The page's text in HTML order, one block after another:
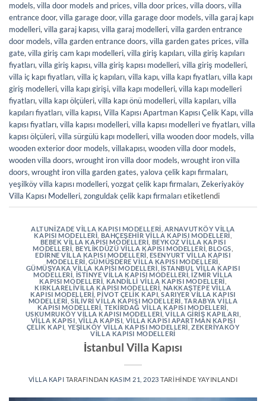
models,villa door models and prices,villa door prices,villa doors,villa
entrance door,villa garage door,villa garage door models,villa garaj kapı
modelleri,villa garaj kapısı,villa garaj modelleri,villa garden entrance
door models,villa garden entrance doors,villa garden gates prices,villa
gate,villa giriş cam kapı modelleri,villa giriş kapıları,villa giriş kapıları
fiyatları,villa giriş kapısı,villa giriş kapısı modelleri,villa giriş modelleri,
villa iç kapı fiyatları,villa iç kapıları,villa kapı,villa kapı fiyatları,villa kapı
giriş modelleri,villa kapı girişi,villa kapı modelleri,villa kapı modelleri
fiyatları,villa kapı ölçüleri,villa kapı önü modelleri,villa kapıları,villa
kapıları fiyatları,villa kapısı,Villa Kapısı Apartman Kapısı Çelik Kapı,villa
kapısı fiyatları,villa kapısı modelleri,villa kapısı modelleri ve fiyatları,villa
kapısı ölçüleri,villa sürgülü kapı modelleri,villa wooden door models,villa
wooden exterior door models,villakapısı,wooden villa door models,
wooden villa doors,wrought iron villa door models,wrought iron villa
doors,wrought iron villa garden gates,yalova çelik kapı firmaları,
yeşilköy villa kapısı modelleri,yozgat çelik kapı firmaları,Zekeriyaköy
Villa Kapısı Modelleri,zonguldak çelik kapı firmalarıetiketlendi
ALTUNIZADE VILLA KAPISI MODELLERI ARNAVUTKÖY VILLA
KAPISI MODELLERI BAHÇEŞEHIR VILLA KAPISI MODELLERI
BEBEK VILLA KAPISI MODELLERI BEYKOZ VILLA KAPISI
MODELLERI BEYLIKDÜZÜ VILLA KAPISI MODELLERI ,BLOGS
EDIRNE VILLA KAPISI MODELLERI ESENYURT VILLA KAPISI
MODELLERI GÜMÜŞDERE VILLA KAPISI MODELLERI
GÜMÜŞYAKA VILLA KAPISI MODELLERI İSTANBUL VILLA KAPISI
MODELLERI İSTINYE VILLA KAPISI MODELLERI ,İZMIR VILLA
KAPISI MODELLERI KANDILLI VILLA KAPISI MODELLERI
KIRKLARELIVILLA KAPISI MODELLERI NAKKAŞTEPE VILLA
KAPISI MODELLERI PIVOT ÇELIK KAPI ,SARIYER VILLA KAPISI
MODELLERI SILIVRI VILLA KAPISI MODELLERI TARABYA VILLA
KAPISI MODELLERI TEKIRDAĞ VILLA KAPISI MODELLERI
USKUMRUKÖY VILLA KAPISI MODELLERI ,VILLA GIRIŞ KAPILARI
VILLA KAPISI VILLA KAPISI VILLA KAPISI APARTMAN KAPISI
ÇELIK KAPI YEŞILKÖY VILLA KAPISI MODELLERI ,ZEKERIYAKÖY
VILLA KAPISI MODELLERI
İstanbul Villa Kapısı
VILLA KAPI TARAFINDAN KASIM 21, 2023 TARIHINDE YAYINLANDI